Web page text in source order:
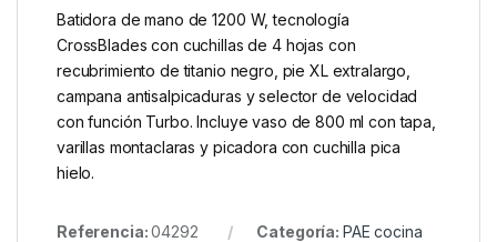
Batidora de mano de 1200 W, tecnología
CrossBlades con cuchillas de 4 hojas con
recubrimiento de titanio negro, pie XL extralargo,
campana antisalpicaduras y selector de velocidad
con función Turbo. Incluye vaso de 800 ml con tapa,
varillas montaclaras y picadora con cuchilla pica
hielo.
Referencia:04292 Categoría: PAE cocina